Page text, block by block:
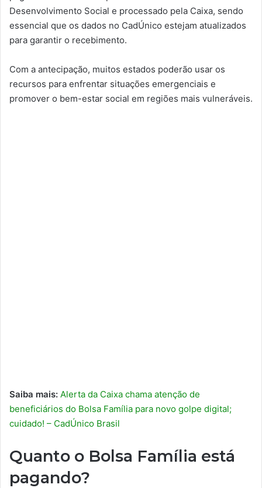
Desenvolvimento Social e processado pela Caixa, sendo
essencial que os dados no CadÚnico estejam atualizados
para garantir o recebimento.
Com a antecipação, muitos estados poderão usar os
recursos para enfrentar situações emergenciais e
promover o bem-estar social em regiões mais vulneráveis.
Saiba mais: Alerta da Caixa chama atenção de
beneficiários do Bolsa Família para novo golpe digital;
cuidado! – CadÚnico Brasil
Quanto o Bolsa Família está
pagando?